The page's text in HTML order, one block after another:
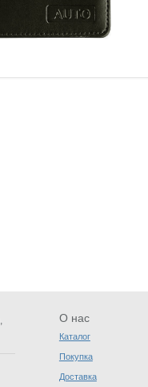
О нас
Каталог
Покупка
Доставка